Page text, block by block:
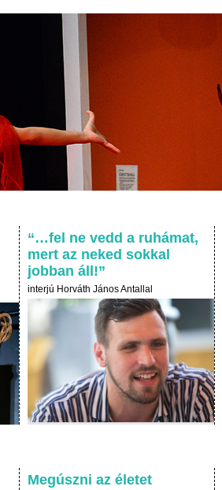
“…fel ne vedd a ruhámat,
mert az neked sokkal
jobban áll!”
interjú Horváth János Antallal
Megúszni az életet